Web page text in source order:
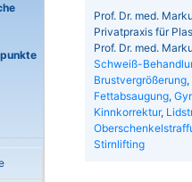
Prof. Dr. med.
Privatpraxis für
Prof. Dr. med.
Schweiß-
Brustvergrößerung,
Fettabsaugung,
Kinnkorrektur,
Stirnlifting